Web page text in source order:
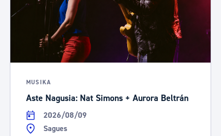
MUSIKA
Aste Nagusia: Nat Simons + Aurora Beltrán
2026/08/09
Sagues